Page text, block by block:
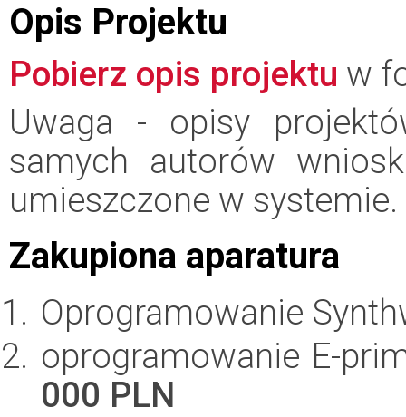
Opis Projektu
Pobierz opis projektu w
Uwaga - opisy
samych autorów
umieszczone w systemie.
Zakupiona aparatura
Oprogramowanie
oprogramowanie E-
000 PLN